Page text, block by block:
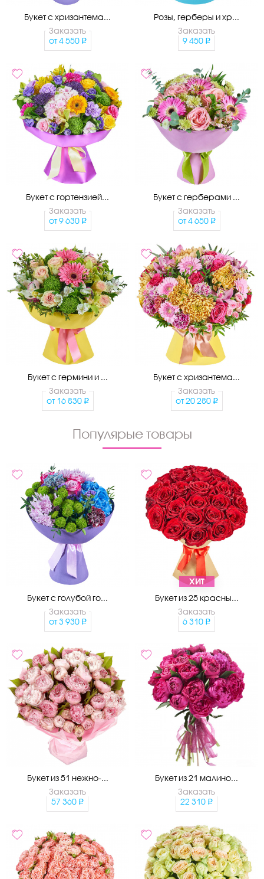
Букет с хризантема...
Заказать
от 4 550
Розы, герберы и хр...
Заказать
9 450
Букет с гортензией...
Заказать
от 9 630
Букет с герберами ...
Заказать
от 4 650
Букет с гермини и ...
Заказать
от 16 830
Букет с хризантема...
Заказать
от 20 280
Популярые товары
Букет с голубой го...
Заказать
от 3 930
ХИТ
Букет из 25 красны...
Заказать
6 310
Букет из 51 нежно-...
Заказать
57 360
Букет из 21 малино...
Заказать
22 310